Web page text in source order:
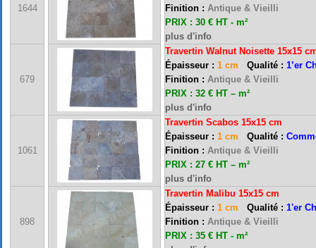
1644
Finition : Antique & Vieilli
PRIX : 30 € HT - m²
plus d'info
679
Travertin Walnut Noisette 15x15
Épaisseur : 1 cm Qualité : 1’er
Finition : Antique & Vieilli
PRIX : 32 € HT – m²
plus d'info
1061
Travertin Scabos 15x15 cm
Épaisseur : 1 cm Qualité :
Finition : Antique & Vieilli
PRIX : 27 € HT – m²
plus d'info
898
Travertin Malibu 15x15 cm
Épaisseur : 1 cm Qualité : 1'er
Finition : Antique & Vieilli
PRIX : 35 € HT - m²
FRANCE MARBRE 13 ( 13680 LANCON PROVENCE ): Ouvert du mardi au
FRANCE MARBRE 84 ( 84600 VALREAS ): Ouvert du mardi au samedi inclus de
FERMETURE POUR CONGES ANNUELS : Nous serons fermés du 10 au 31